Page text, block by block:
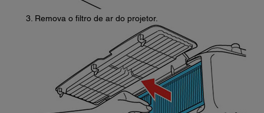
Remova o filtro de ar do projetor.